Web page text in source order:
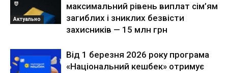
Актуально
максимальний рівень виплат сім’ям
загиблих і зниклих безвісти
захисників — 15 млн грн
Від 1 березня 2026 року програма
«Національний кешбек» отримує